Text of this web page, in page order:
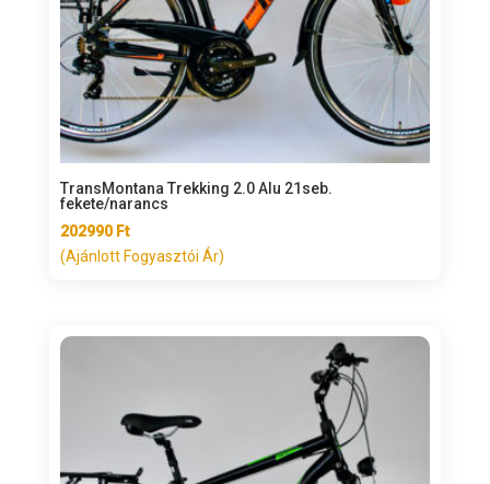
TransMontana Trekking 2.0 Alu 21seb.
fekete/narancs
202990 Ft
(Ajánlott Fogyasztói Ár)